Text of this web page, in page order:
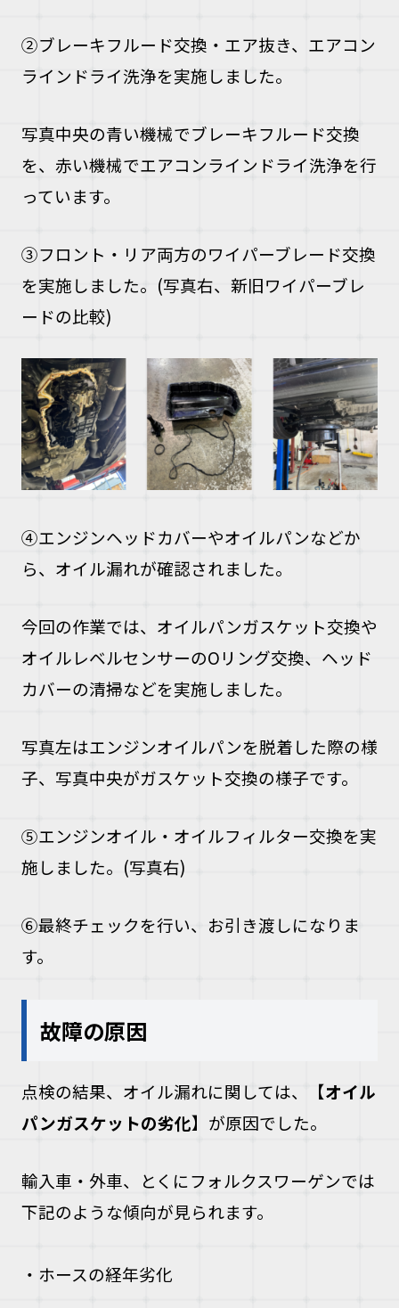
②ブレーキフルード交換・エア抜き、エアコン
ラインドライ洗浄を実施しました。
写真中央の青い機械でブレーキフルード交換
を、赤い機械でエアコンラインドライ洗浄を行
っています。
③フロント・リア両方のワイパーブレード交換
を実施しました。(写真右、新旧ワイパーブレ
ードの比較)
④エンジンヘッドカバーやオイルパンなどか
ら、オイル漏れが確認されました。
今回の作業では、オイルパンガスケット交換や
オイルレベルセンサーのOリング交換、ヘッド
カバーの清掃などを実施しました。
写真左はエンジンオイルパンを脱着した際の様
子、写真中央がガスケット交換の様子です。
⑤エンジンオイル・オイルフィルター交換を実
施しました。(写真右)
⑥最終チェックを行い、お引き渡しになりま
す。
故障の原因
点検の結果、オイル漏れに関しては、【オイル
パンガスケットの劣化】が原因でした。
輸入車・外車、とくにフォルクスワーゲンでは
下記のような傾向が見られます。
・ホースの経年劣化